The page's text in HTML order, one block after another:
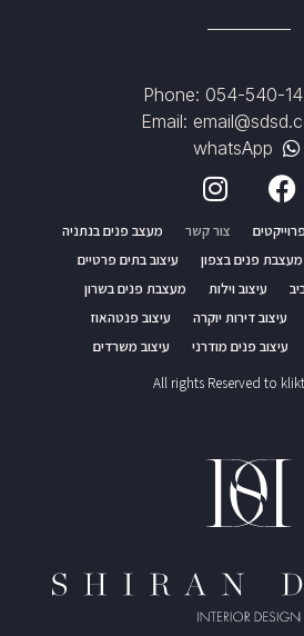
Phone: 054-540-
Email:
whatsApp
פרוייקטים צור קשר
מעצב פנים בנתניה
מעצבת פנים בצפון
עיצוב בתים פרטיים
עיצוב וילות
מעצבת פנים בשרון
עיצוב דירות יוקרה
עיצוב פנטהאוז
עיצוב פנים מודרני
עיצוב משרדים
All rights Reserved to